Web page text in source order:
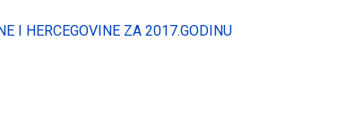
I HERCEGOVINE ZA 2017.GODINU